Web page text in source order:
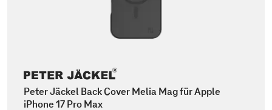
Peter Jäckel Back Cover Melia Mag für Apple
iPhone 17 Pro Max